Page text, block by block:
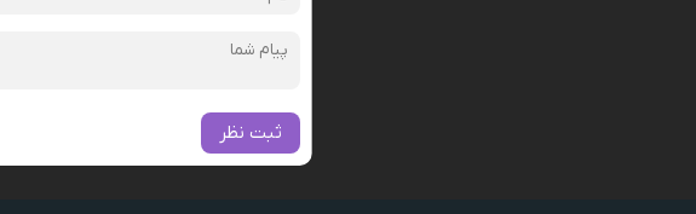
ثبت نظر